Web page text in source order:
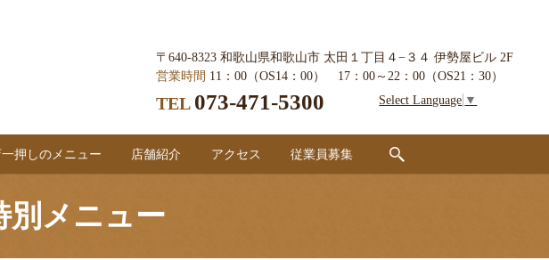
Select Language ▼
〒640-8323 和歌山県和歌山市 太田１丁目４−３４ 伊勢屋ビル 2F
営業時間 11：00（OS14：00） 17：00～22：00（OS21：30）
TEL 073-471-5300
押しのメニュー 店舗紹介 アクセス 従業員募集
別メニュー